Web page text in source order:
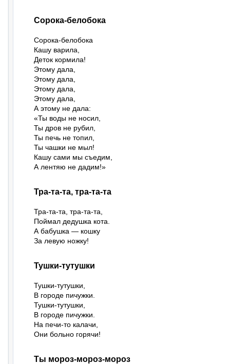
Сорока-белобока
Сорока-белобока
Кашу варила,
Деток кормила!
Этому дала,
Этому дала,
Этому дала,
Этому дала,
А этому не дала:
«Ты воды не носил,
Ты дров не рубил,
Ты печь не топил,
Ты чашки не мыл!
Кашу сами мы съедим,
А лентяю не дадим!»
Тра-та-та, тра-та-та
Тра-та-та, тра-та-та,
Поймал дедушка кота.
А бабушка — кошку
За левую ножку!
Тушки-тутушки
Тушки-тутушки,
В городе пичужки.
Тушки-тутушки,
В городе пичужки.
На печи-то калачи,
Они больно горячи!
Ты мороз-мороз-мороз